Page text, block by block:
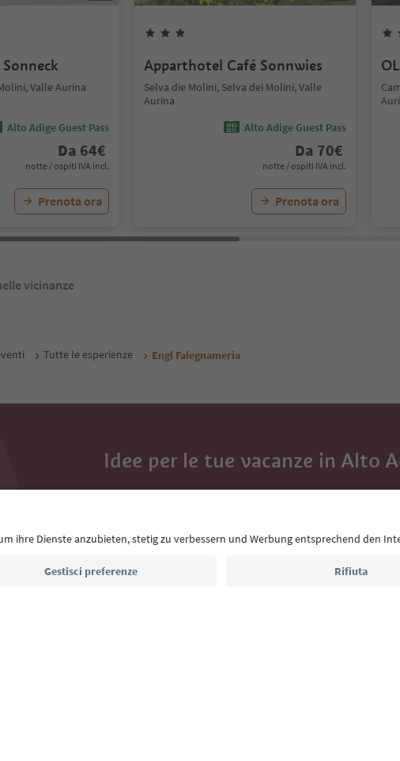
Valle Aurina
Alto Adige Guest Pass
Da 64€
notte / ospiti IVA incl.
Prenota ora
Apparthotel Café Sonnwies
Selva die Molini, Selva dei Molini, Valle
Aurina
Alto Adige Guest Pass
Da 70€
notte / ospiti IVA incl.
Prenota ora
vicinanze
Tutte le esperienze Engl Falegnameria
Idee per le tue vacanze in Alto
Con la newsletter dell’Alto Adige ricevi consigli per
Indirizzo e-mail*